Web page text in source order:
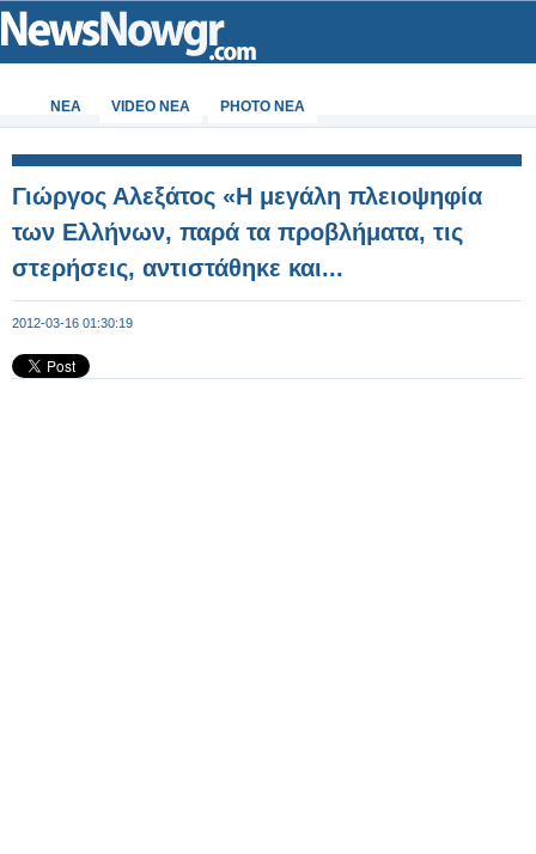
ΝΕΑ VIDEO NEA PHOTO NEA
Γιώργος Αλεξάτος «Η μεγάλη πλειοψηφία
των Ελλήνων, παρά τα προβλήματα, τις
στερήσεις, αντιστάθηκε και...
2012-03-16 01:30:19